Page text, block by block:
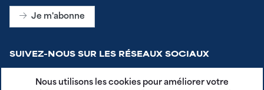
Je m'abonne
SUIVEZ-NOUS SUR LES RÉSEAUX SOCIAUX
Nous utilisons les cookies pour améliorer votre